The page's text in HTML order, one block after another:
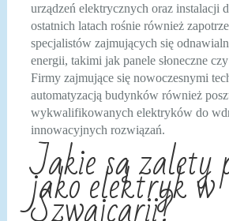
urządzeń elektrycznych oraz instalacji
ostatnich latach rośnie również
specjalistów zajmujących się
energii, takimi jak panele słoneczne
Firmy zajmujące się nowoczesnymi
automatyzacją budynków również
wykwalifikowanych elektryków do
innowacyjnych rozwiązań.
Jakie są zalety
jako elektryk w